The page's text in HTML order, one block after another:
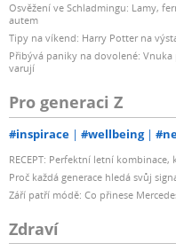
Osvěžení ve Schladmingu: Lamy,
autem
Tipy na víkend: Harry Potter na
Přibývá paniky na dovolené:
varují
Pro generaci Z
#inspirace #wellbeing
RECEPT: Perfektní letní
Proč každá generace hledá svůj
Září patří módě: Co přinese
Zdraví